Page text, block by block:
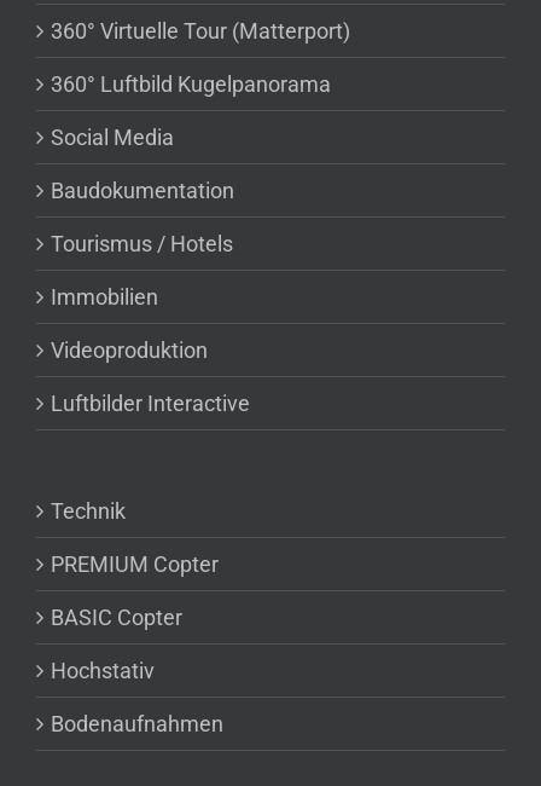
360° Virtuelle Tour (Matterport)
360° Luftbild Kugelpanorama
Social Media
Baudokumentation
Tourismus / Hotels
Immobilien
Videoproduktion
Luftbilder Interactive
Technik
PREMIUM Copter
BASIC Copter
Hochstativ
Bodenaufnahmen